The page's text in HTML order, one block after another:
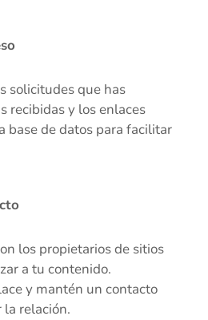
solicitudes que has
recibidas y los enlaces
base de datos para facilitar
los propietarios de sitios
a tu contenido.
y mantén un contacto
relación.